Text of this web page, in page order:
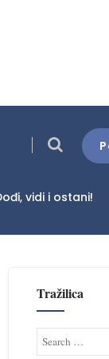
vidi i ostani!
Tražilica